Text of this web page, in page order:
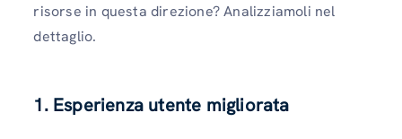
risorse in questa direzione? Analizziamoli nel
dettaglio.
1. Esperienza utente migliorata